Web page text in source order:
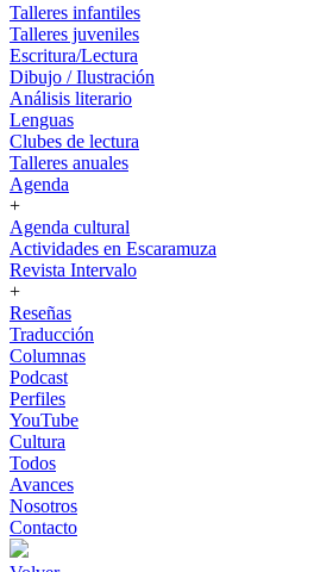
Talleres infantiles
Talleres juveniles
Escritura/Lectura
Dibujo / Ilustración
Análisis literario
Lenguas
Clubes de lectura
Talleres anuales
Agenda
+
Agenda cultural
Actividades en Escaramuza
Revista Intervalo
+
Reseñas
Traducción
Columnas
Podcast
Perfiles
YouTube
Cultura
Todos
Avances
Nosotros
Contacto